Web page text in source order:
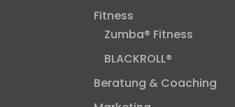
Fitness
Zumba® Fitness
BLACKROLL®
Beratung & Coaching